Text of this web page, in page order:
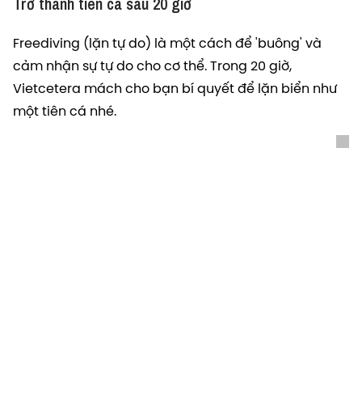
Freediving (lặn tự do) là một cách để 'buông' và
cảm nhận sự tự do cho cơ thể. Trong 20 giờ,
Vietcetera mách cho bạn bí quyết để lặn biển như
một tiên cá nhé.